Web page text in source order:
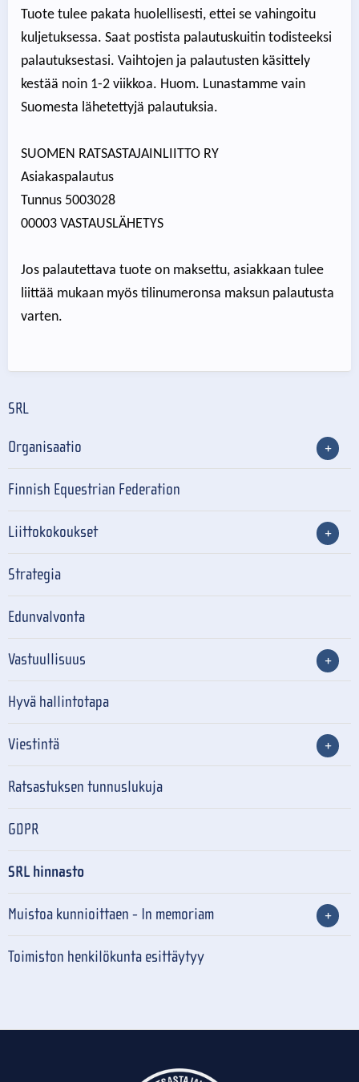
Tuote tulee pakata huolellisesti, ettei se vahingoitu
kuljetuksessa. Saat postista palautuskuitin todisteeksi
palautuksestasi. Vaihtojen ja palautusten käsittely
kestää noin 1-2 viikkoa. Huom. Lunastamme vain
Suomesta lähetettyjä palautuksia.
SUOMEN RATSASTAJAINLIITTO RY
Asiakaspalautus
Tunnus 5003028
00003 VASTAUSLÄHETYS
Jos palautettava tuote on maksettu, asiakkaan tulee
liittää mukaan myös tilinumeronsa maksun palautusta
varten.
SRL
Organisaatio
Finnish Equestrian Federation
Liittokokoukset
Strategia
Edunvalvonta
Vastuullisuus
Hyvä hallintotapa
Viestintä
Ratsastuksen tunnuslukuja
GDPR
SRL hinnasto
Muistoa kunnioittaen - In memoriam
Toimiston henkilökunta esittäytyy